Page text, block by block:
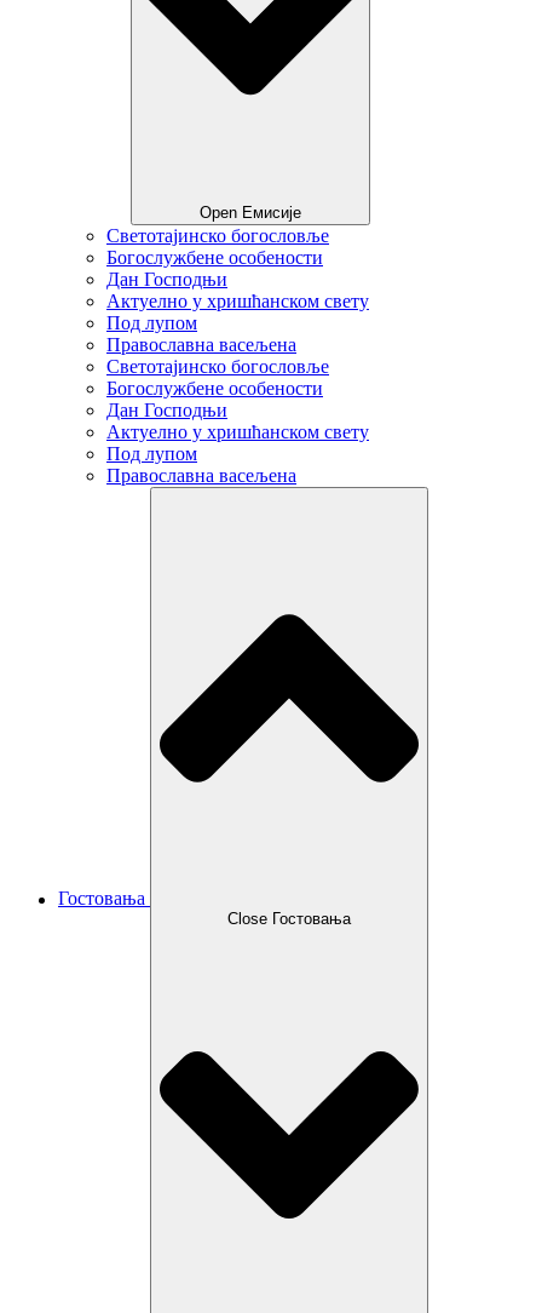
Open Емисије
Светотајинско богословље
Богослужбене особености
Дан Господњи
Актуелно у хришћанском свету
Под лупом
Православна васељена
Светотајинско богословље
Богослужбене особености
Дан Господњи
Актуелно у хришћанском свету
Под лупом
Православна васељена
Гостовања
Close Гостовања